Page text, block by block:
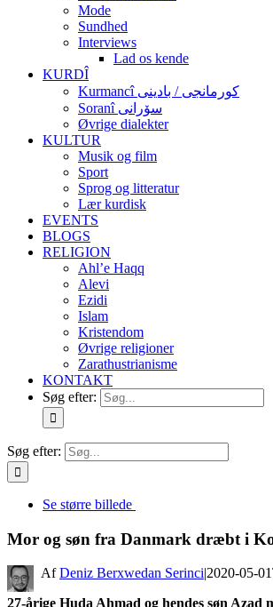
Mode
Sundhed
Interviews
Lad os kende
KURDÎ
Kurmancî کورمانجی / بادینی
Soranî سۆرانی
Øvrige dialekter
KULTUR
Musik og film
Sport
Sprog og litteratur
Lær kurdisk
EVENTS
BLOGS
RELIGION
Ahl’e Haqq
Alevi
Ezidi
Islam
Kristendom
Øvrige religioner
Zarathustrianisme
KONTAKT
Søg efter:
Søg efter:
Se større billede
Mor og søn fra Danmark dræbt i
By Deniz Berxwedan Serinci|2020-05-
27-årige Huda Ahmad og hendes søn